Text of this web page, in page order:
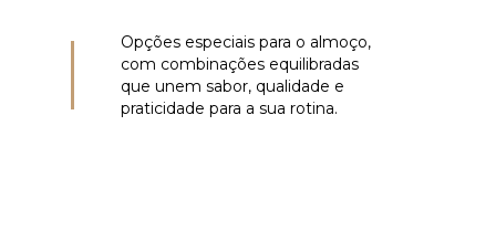
Opções especiais para o almoço,
com combinações equilibradas
que unem sabor, qualidade e
praticidade para a sua rotina.